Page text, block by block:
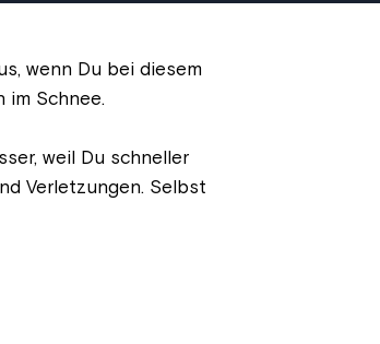
wenn Du bei diesem
im Schnee.
weil Du schneller
Verletzungen. Selbst